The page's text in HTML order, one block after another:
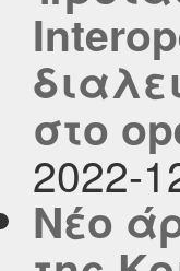
στο
2022-
Νέο